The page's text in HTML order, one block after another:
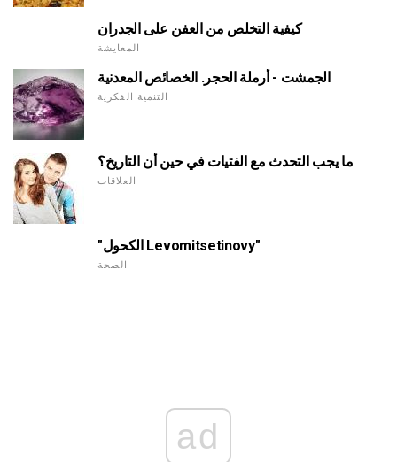
كيفية التخلص من العفن على الجدران
المعايشة
الجمشت - أرملة الحجر. الخصائص المعدنية
التنمية الفكرية
ما يجب التحدث مع الفتيات في حين أن التاريخ؟
العلاقات
"الكحول Levomitsetinovy"
الصحة
ad